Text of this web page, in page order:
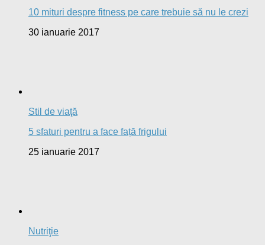
10 mituri despre fitness pe care trebuie să nu le crezi
30 ianuarie 2017
Stil de viaţă
5 sfaturi pentru a face față frigului
25 ianuarie 2017
Nutriţie